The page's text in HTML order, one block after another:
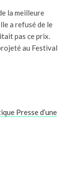
la meilleure
a refusé de le
pas ce prix.
au Festival
Presse d’une